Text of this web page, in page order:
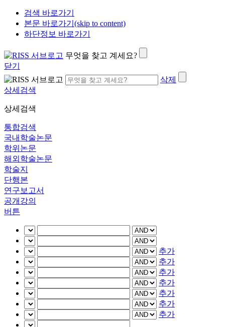
검색 바로가기
본문 바로가기(skip to content)
하단정보 바로가기
무엇을 찾고 계세요?
닫기
삭제
상세검색
상세검색
통합검색
국내학술논문
학위논문
해외학술논문
학술지
단행본
연구보고서
공개강의
버튼
추가
추가
추가
추가
추가
추가
추가